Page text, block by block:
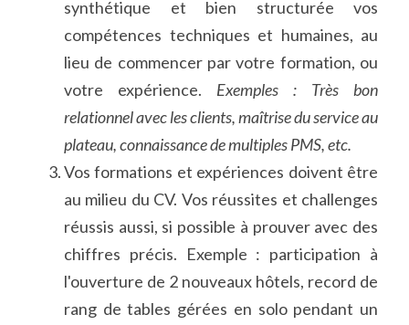
synthétique et bien structurée vos
compétences techniques et humaines, au
lieu de commencer par votre formation, ou
votre expérience. Exemples : Très bon
relationnel avec les clients, maîtrise du service au
plateau, connaissance de multiples PMS, etc.
Vos formations et expériences doivent être
au milieu du CV. Vos réussites et challenges
réussis aussi, si possible à prouver avec des
chiffres précis. Exemple : participation à
l'ouverture de 2 nouveaux hôtels, record de
rang de tables gérées en solo pendant un